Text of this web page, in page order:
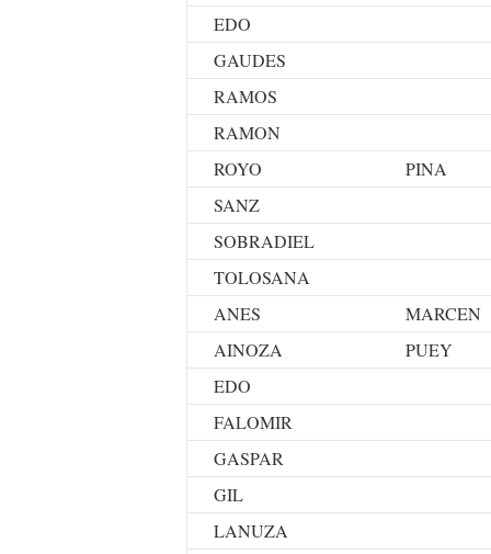
EDO
GAUDES
RAMOS
RAMON
ROYO
PINA
SANZ
SOBRADIEL
TOLOSANA
ANES
MARCEN
AINOZA
PUEY
EDO
FALOMIR
GASPAR
GIL
LANUZA